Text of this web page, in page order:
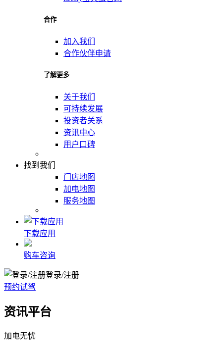
合作
加入我们
合作伙伴申请
了解更多
关于我们
可持续发展
投资者关系
资讯中心
用户口碑
找到我们
门店地图
加电地图
服务地图
下载应用
购车咨询
登录/注册
预约试驾
资讯平台
加电无忧